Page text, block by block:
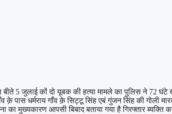
5 जुलाई कों दो यूबक की हत्या मामले का पुलिस ने 72
क़े पास धर्मराय गाँव क़े सिट्टू सिंह एबं गुंजन सिंह की गोली
का मुख्यकारण आपसी बिबाद बताया गया है गिरफ्तार